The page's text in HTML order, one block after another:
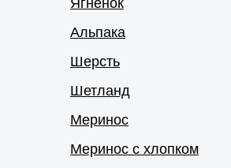
Альпака
Шерсть
Шетланд
Меринос
Меринос с хлопком